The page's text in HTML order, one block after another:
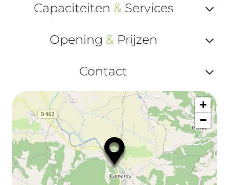
ou
Capaciteiten &Services
ou
Opening &Prijzen
ou
et
Contact
ou
+
−